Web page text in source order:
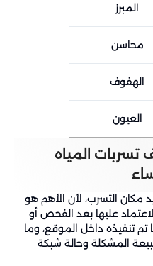
المبرز
محاسن
الهفوف
العيون
المياه
مكان التسرب، لأن الأهم هو
عليها بعد الفحص أو
تنفيذه داخل الموقع، وما
المشكلة وحالة شبكة